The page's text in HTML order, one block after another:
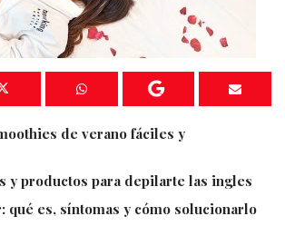
de verano fáciles y
y productos para depilarte las ingles
qué es, síntomas y cómo solucionarlo